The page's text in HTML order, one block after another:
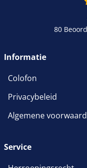
80
Informatie
Colofon
Privacybeleid
Algemene
Service